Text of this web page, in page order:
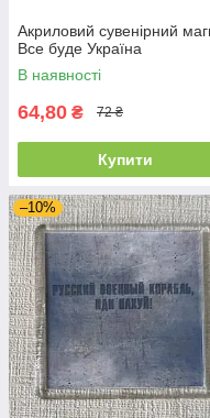
Акриловий сувенірний
Все буде Україна
В наявності
64,80 ₴ 72 ₴
Купити
–10%